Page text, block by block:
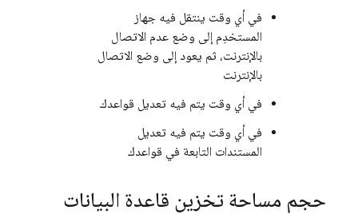
في أي وقت ينتقل فيه جهاز
المستخدِم إلى وضع عدم الاتصال
بالإنترنت، ثم يعود إلى وضع الاتصال
بالإنترنت
في أي وقت يتم فيه تعديل قواعدك
في أي وقت يتم فيه تعديل
المستندات التابعة في قواعدك
حجم مساحة تخزين قاعدة البيانات